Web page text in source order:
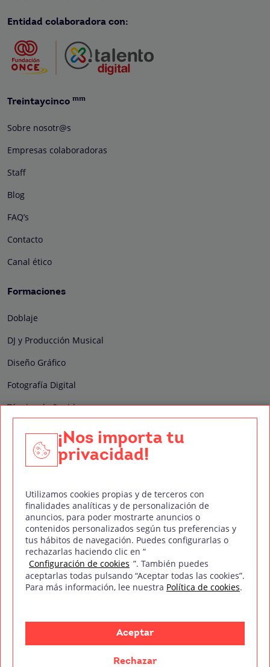
Entidad colaboradora con:
Treintaycinco mm
Sobre nosotr@s
Empresas colaboradoras
Staff
Blog
FAQ’s
Contacto
Canal ético
Formaciones
Doblaje
DJ y Producción Musical
Diseño Gráfico
Fotografía Digital
Técnico de Sonido
Edición y Postproducción de Vídeo
Nuestros sellos de calidad
Síguenos en Redes Sociales
mm 2026
Política de privacidad Política de cookies
Aviso legal
¡Nos importa tu
privacidad!
Utilizamos cookies propias y de terceros con
finalidades analíticas y de personalización de
anuncios, para poder mostrarte anuncios o
contenidos personalizados según tus preferencias y
tus hábitos de navegación. Puedes configurarlas o
rechazarlas haciendo clic en “
Configuración de cookies ”. También puedes
aceptarlas todas pulsando “Aceptar todas las cookies”.
Para más información, lee nuestra Política de cookies.
Aceptar
Rechazar